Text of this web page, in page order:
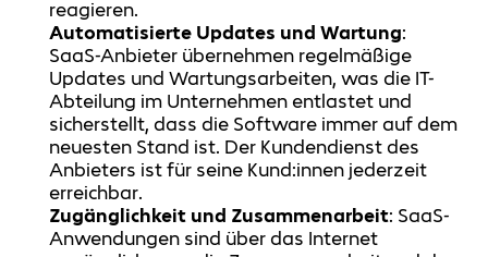
reagieren.
Automatisierte Updates und Wartung:
SaaS-Anbieter übernehmen regelmäßige
Updates und Wartungsarbeiten, was die IT-
Abteilung im Unternehmen entlastet und
sicherstellt, dass die Software immer auf dem
neuesten Stand ist. Der Kundendienst des
Anbieters ist für seine Kund:innen jederzeit
erreichbar.
Zugänglichkeit und Zusammenarbeit: SaaS-
Anwendungen sind über das Internet